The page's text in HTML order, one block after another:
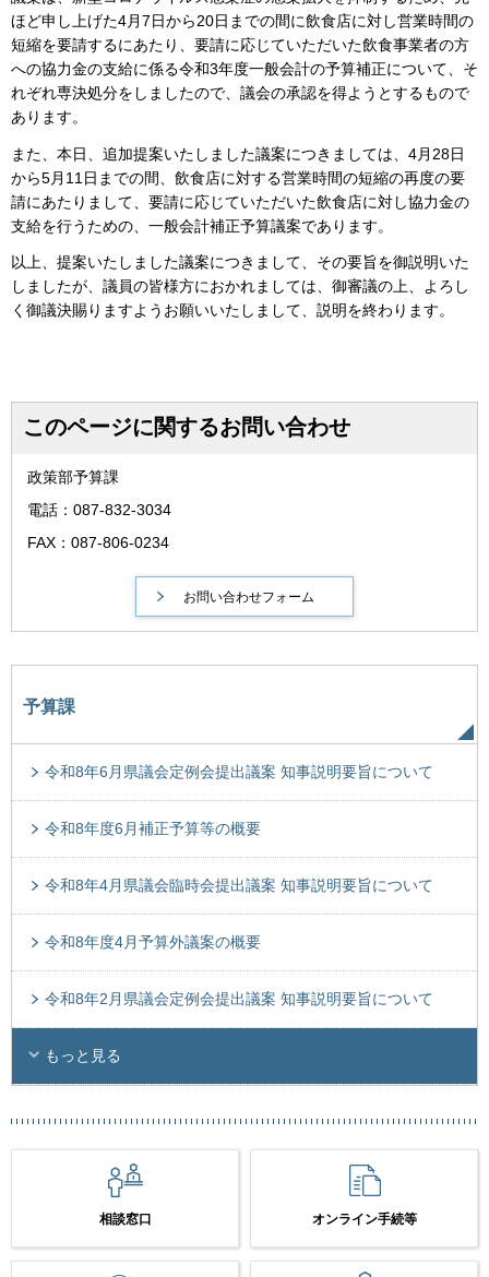
ほど申し上げた4月7日から20日までの間に飲食店に対し営業時間の
短縮を要請するにあたり、要請に応じていただいた飲食事業者の方
への協力金の支給に係る令和3年度一般会計の予算補正について、そ
れぞれ専決処分をしましたので、議会の承認を得ようとするもので
あります。
また、本日、追加提案いたしました議案につきましては、4月28日
から5月11日までの間、飲食店に対する営業時間の短縮の再度の要
請にあたりまして、要請に応じていただいた飲食店に対し協力金の
支給を行うための、一般会計補正予算議案であります。
以上、提案いたしました議案につきまして、その要旨を御説明いた
しましたが、議員の皆様方におかれましては、御審議の上、よろし
く御議決賜りますようお願いいたしまして、説明を終わります。
このページに関するお問い合わせ
政策部予算課
電話：087-832-3034
FAX：087-806-0234
予算課
令和8年6月県議会定例会提出議案 知事説明要旨について
令和8年度6月補正予算等の概要
令和8年4月県議会臨時会提出議案 知事説明要旨について
令和8年度4月予算外議案の概要
令和8年2月県議会定例会提出議案 知事説明要旨について
もっと見る
相談窓口 オンライン手続等